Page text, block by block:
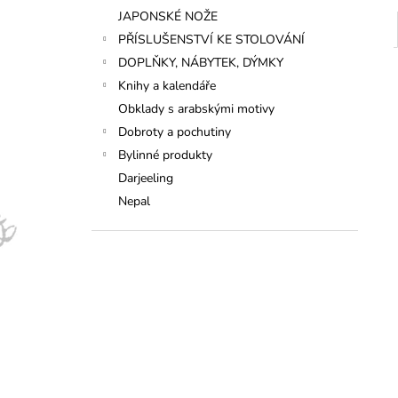
JAPONSKÉ NOŽE
PŘÍSLUŠENSTVÍ KE STOLOVÁNÍ
DOPLŇKY, NÁBYTEK, DÝMKY
Knihy a kalendáře
Obklady s arabskými motivy
Dobroty a pochutiny
Bylinné produkty
Darjeeling
Nepal